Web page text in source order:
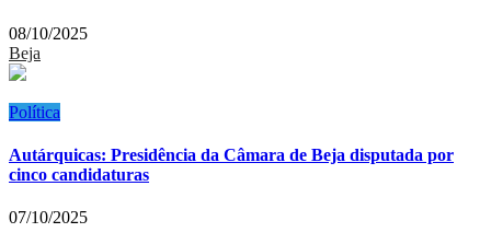
08/10/2025
Beja
Política
Autárquicas: Presidência da Câmara de Beja disputada por
cinco candidaturas
07/10/2025